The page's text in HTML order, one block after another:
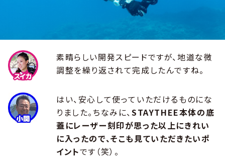
素晴らしい開発スピードですが、地道な微
調整を繰り返されて完成したんですね。
はい、安心して使っていただけるものにな
りました。ちなみに、 STAYTHEE本体の底
蓋にレーザー刻印が思った以上にきれい
に入ったので、そこも見ていただきたいポ
イントです（笑）。